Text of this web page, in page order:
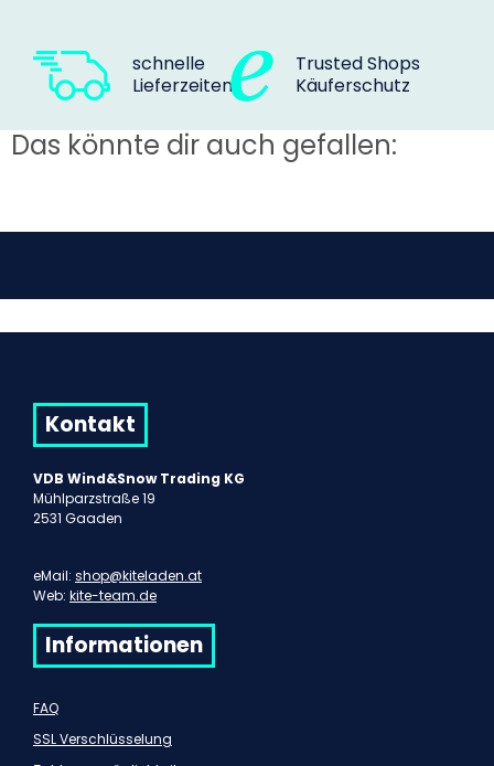
schnelle
Lieferzeiten
Trusted Shops
Käuferschutz
Das könnte dir auch gefallen:
Kontakt
VDB Wind&Snow Trading KG
Mühlparzstraße 19
2531 Gaaden
eMail: shop@kiteladen.at
Web: kite-team.de
Informationen
FAQ
SSL Verschlüsselung